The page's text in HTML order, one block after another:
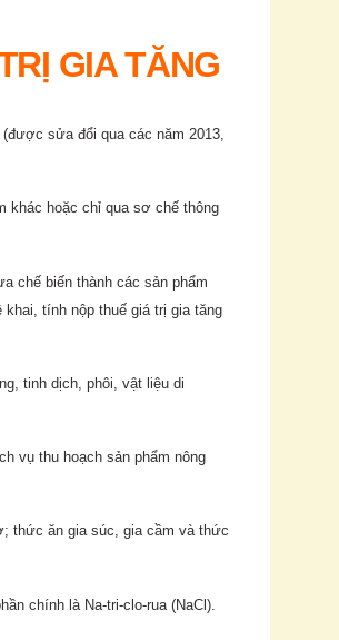
GIA TĂNG
(được sửa đổi qua các năm 2013,
khác hoặc chỉ qua sơ chế thông
chế biến thành các sản phẩm
tính nộp thuế giá trị gia tăng
tinh dịch, phôi, vật liệu di
vụ thu hoạch sản phẩm nông
thức ăn gia súc, gia cầm và thức
chính là Na-tri-clo-rua (NaCl).